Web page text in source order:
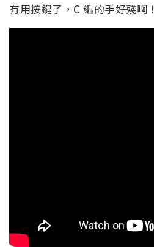
有用按鍵了，C 編的手好殘啊！